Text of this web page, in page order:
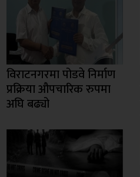
विराटनगरमा पोडवे निर्माण
प्रक्रिया औपचारिक रुपमा
अघि बढ्यो